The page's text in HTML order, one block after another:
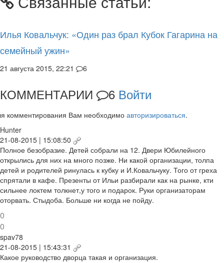
Илья Ковальчук: «Один раз брал Кубок Гагарина на
семейный ужин»
21 августа 2015, 22:21 6
КОММЕНТАРИИ 6 Войти
комментирования Вам необходимо авторизироваться.
Hunter
21-08-2015 | 15:08:50
Полное безобразие. Детей собрали на 12. Двери Юбилейного
открылись для них на много позже. Ни какой организации, толпа
детей и родителей ринулась к кубку и И.Ковальчуку. Того от греха
спрятали в кафе. Презенты от Ильи разбирали как на рынке, кти
сильнее локтем толкнет,у того и подарок. Руки организаторам
оторвать. Стыдоба. Больше ни когда не пойду.
0
0
spav78
21-08-2015 | 15:43:31
Какое руководство дворца такая и организация.